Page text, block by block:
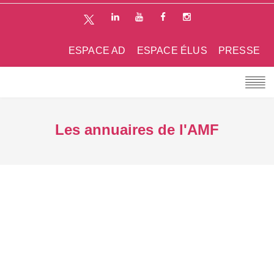
PRESSE
ESPACE ÉLUS
ESPACE AD
Les annuaires de l'AMF